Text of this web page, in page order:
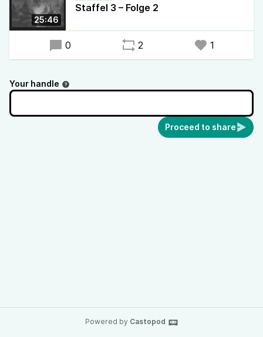
#RadioRandow #Mystery #Randow
der etwas andere #Podcast
25:46
Staffel 3 – Folge 2
0 2 1
Your handle
Proceed to share
Powered by Castopod